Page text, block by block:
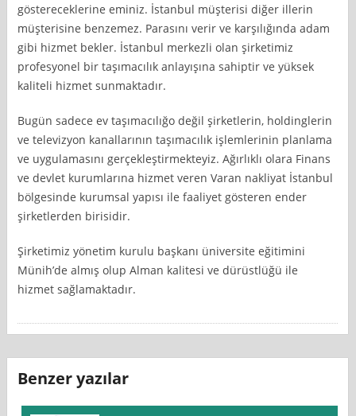
göstereceklerine eminiz. İstanbul müşterisi diğer illerin
müşterisine benzemez. Parasını verir ve karşılığında adam
gibi hizmet bekler. İstanbul merkezli olan şirketimiz
profesyonel bir taşımacılık anlayışına sahiptir ve yüksek
kaliteli hizmet sunmaktadır.
Bugün sadece ev taşımacılığo değil şirketlerin, holdinglerin
ve televizyon kanallarının taşımacılık işlemlerinin planlama
ve uygulamasını gerçekleştirmekteyiz. Ağırlıklı olara Finans
ve devlet kurumlarına hizmet veren Varan nakliyat İstanbul
bölgesinde kurumsal yapısı ile faaliyet gösteren ender
şirketlerden birisidir.
Şirketimiz yönetim kurulu başkanı üniversite eğitimini
Münih’de almış olup Alman kalitesi ve dürüstlüğü ile
hizmet sağlamaktadır.
Benzer yazılar